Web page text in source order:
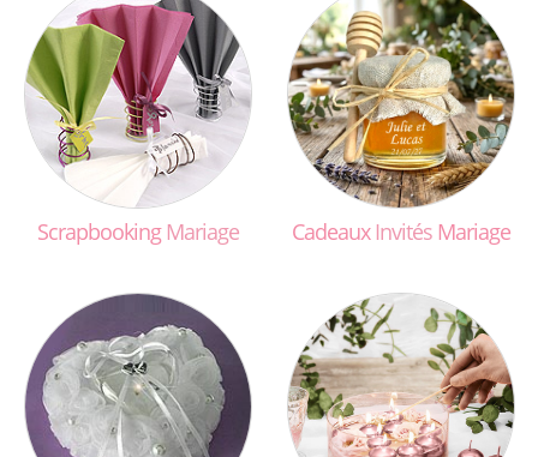
ScrapbookingMariage CadeauxInvitésMariage